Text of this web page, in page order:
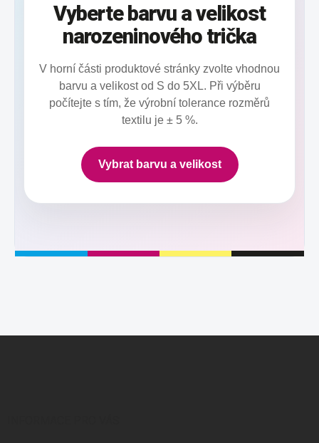
Vyberte barvu a velikost
narozeninového trička
V horní části produktové stránky zvolte vhodnou
barvu a velikost od S do 5XL. Při výběru
počítejte s tím, že výrobní tolerance rozměrů
textilu je ± 5 %.
Vybrat barvu a velikost